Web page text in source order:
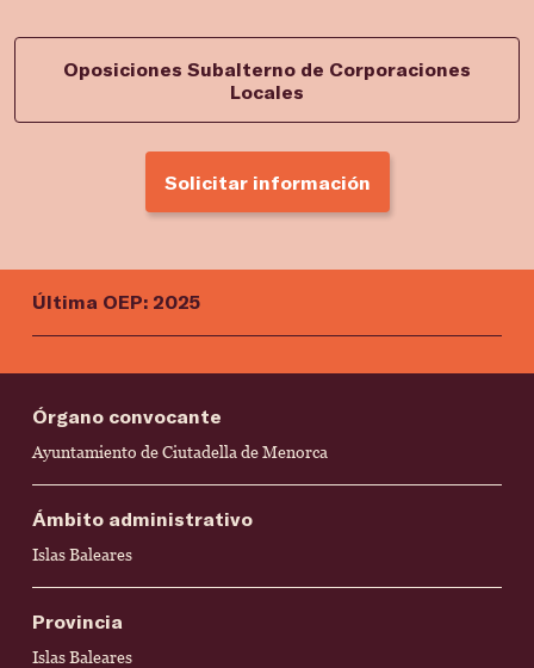
Oposiciones Subalterno de Corporaciones
Locales
Solicitar información
Última OEP: 2025
Órgano convocante
Ayuntamiento de Ciutadella de Menorca
Ámbito administrativo
Islas Baleares
Provincia
Islas Baleares